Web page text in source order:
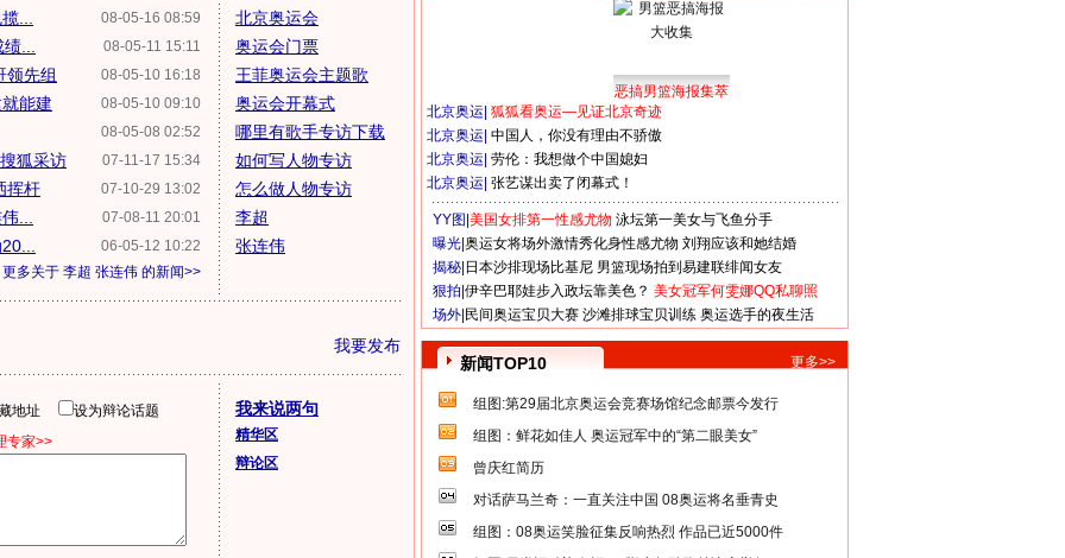
08-05-16 08:59
...
08-05-11 15:11
...
08-05-10 16:18
领先组
08-05-10 09:10
能建
08-05-08 02:52
07-11-17 15:34
狐采访
07-10-29 13:02
挥杆
07-08-11 20:01
...
06-05-12 10:22
更多关于 李超 张连伟 的新闻>>
北京奥运会
奥运会门票
王菲奥运会主题歌
奥运会开幕式
哪里有歌手专访下载
如何写人物专访
怎么做人物专访
李超
张连伟
我要发布
地址
设为辩论话题
专家>>
我来说两句
精华区
辩论区
恶搞男篮海报集萃
北京奥运 狐狐看奥运—见证北京奇迹
北京奥运 中国人，你没有理由不骄傲
北京奥运 劳伦：我想做个中国媳妇
北京奥运 张艺谋出卖了闭幕式！
YY图| 美国女排第一性感尤物 泳坛第一美女与飞鱼分手
曝光| 奥运女将场外激情秀化身性感尤物 刘翔应该和她结婚
揭秘| 日本沙排现场比基尼 男篮现场拍到易建联绯闻女友
狠拍| 伊辛巴耶娃步入政坛靠美色？ 美女冠军何雯娜QQ私聊照
场外| 民间奥运宝贝大赛 沙滩排球宝贝训练 奥运选手的夜生活
新闻TOP10 更多>>
组图:第29届北京奥运会竞赛场馆纪念邮票今发行
组图：鲜花如佳人 奥运冠军中的“第二眼美女”
曾庆红简历
对话萨马兰奇：一直关注中国 08奥运将名垂青史
组图：08奥运笑脸征集反响热烈 作品已近5000件